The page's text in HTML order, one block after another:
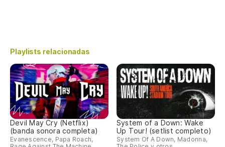
Playlists relacionadas
Devil May Cry (Netflix)
(banda sonora completa)
Evanescence, Papa Roach,
System of a Down: Wake
Up Tour! (setlist completo)
System Of A Down, Madonna,